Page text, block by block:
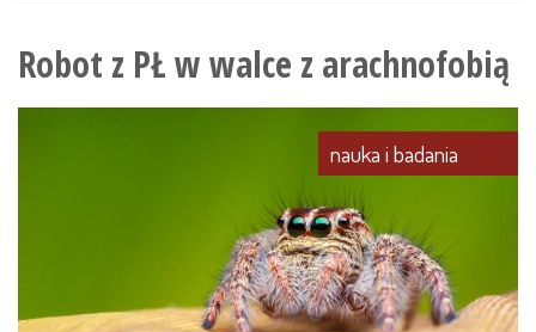
Robot z PŁ w walce z arachnofobią
nauka i badania